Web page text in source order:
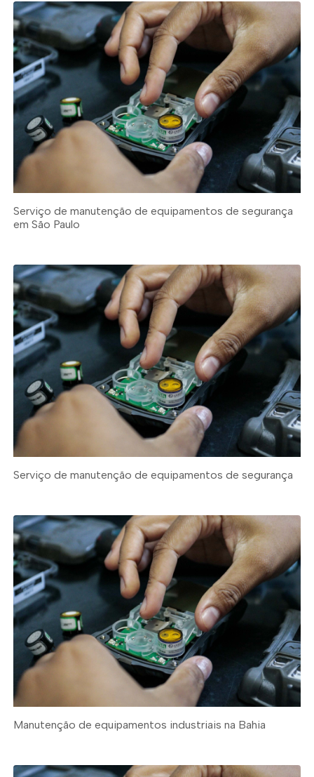
Serviço de manutenção de equipamentos de segurança
em São Paulo
Serviço de manutenção de equipamentos de segurança
Manutenção de equipamentos industriais na Bahia